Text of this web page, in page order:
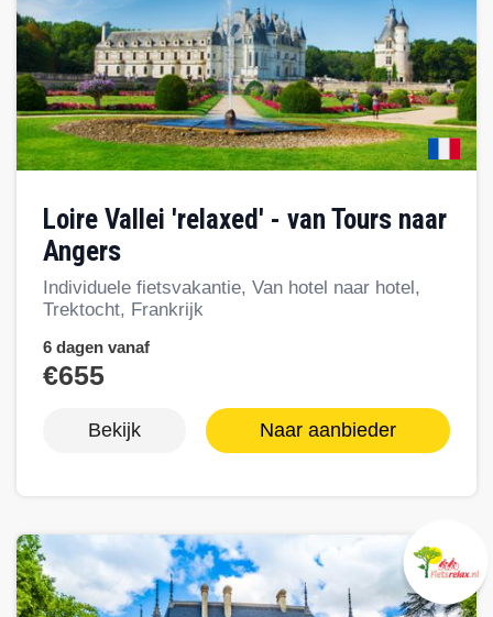
Loire Vallei 'relaxed' - van Tours naar
Angers
Individuele fietsvakantie, Van hotel naar hotel,
Trektocht, Frankrijk
6 dagen vanaf
€655
Bekijk Naar aanbieder